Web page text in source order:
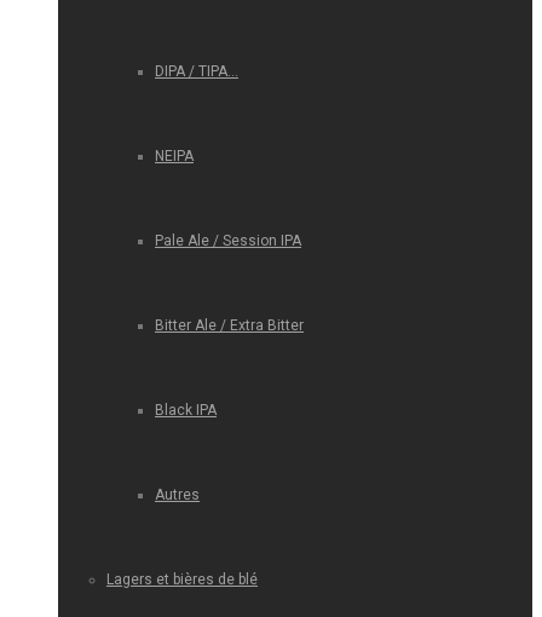
DIPA / TIPA…
NEIPA
Pale Ale / Session IPA
Bitter Ale / Extra Bitter
Black IPA
Autres
Lagers et bières de blé